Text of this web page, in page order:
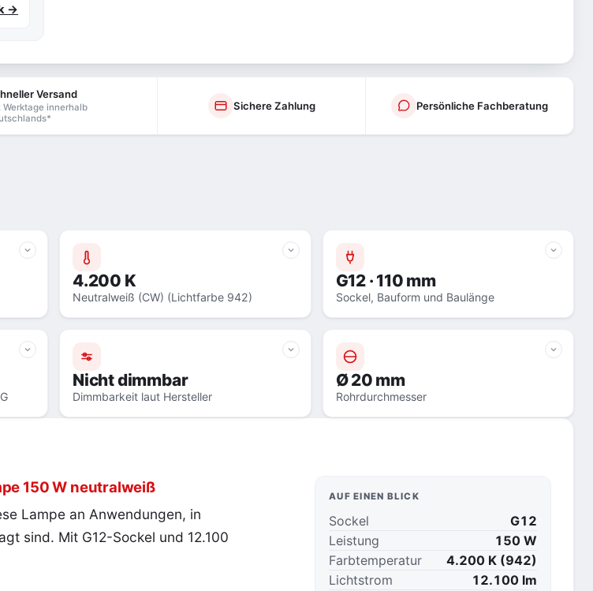
→
Versand
Werktage innerhalb
Sichere Zahlung Persönliche Fachberatung
4.200 K
Neutralweiß (CW) (Lichtfarbe 942)
G12 · 110 mm
Sockel, Bauform und Baulänge
Nicht dimmbar
Dimmbarkeit laut Hersteller
Ø 20 mm
Rohrdurchmesser
150 W neutralweiß
Lampe an Anwendungen, in
sind. Mit G12-Sockel und 12.100
AUF EINEN BLICK
Sockel
G12
Leistung
150 W
Farbtemperatur
4.200 K (942)
Lichtstrom
12.100 lm